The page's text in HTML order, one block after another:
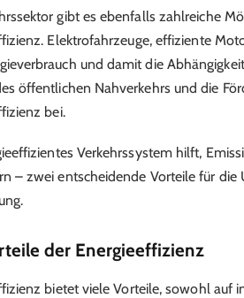
gibt es ebenfalls zahlreiche
Elektrofahrzeuge, effiziente
und damit die
öffentlichen Nahverkehrs und die
bei.
Verkehrssystem hilft,
– zwei entscheidende Vorteile für
der Energieeffizienz
bietet viele Vorteile, sowohl auf